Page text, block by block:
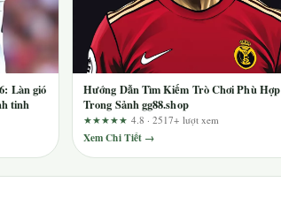
Làn gió
tinh
Hướng Dẫn Tìm Kiếm Trò Chơi Phù Hợp
Trong Sảnh gg88.shop
★★★★★ 4.8 · 2517+ lượt xem
Xem Chi Tiết →